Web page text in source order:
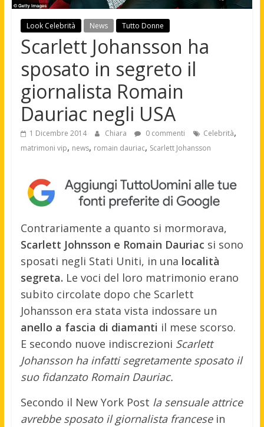
Look Celebrità News Tutto Donne
Scarlett Johansson ha
sposato in segreto il
giornalista Romain
Dauriac negli USA
1 Dicembre 2014 Chiara 0 commenti Celebrità,
matrimoni vip, news, romain dauriac, Scarlett Johansson
Contrariamente a quanto si mormorava,
Scarlett Johnsson e Romain Dauriac si sono
sposati negli Stati Uniti, in una località
segreta. Le voci del loro matrimonio erano
subito circolate dopo che Scarlett
Johansson era stata vista indossare un
anello a fascia di diamanti il mese scorso.
E secondo nuove indiscrezioni Scarlett
Johansson ha infatti segretamente sposato il
suo fidanzato Romain Dauriac.
Secondo il New York Post la sensuale attrice
avrebbe sposato il giornalista francesein